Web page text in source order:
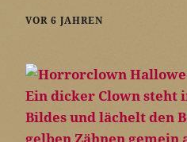
VOR 6 JAHREN